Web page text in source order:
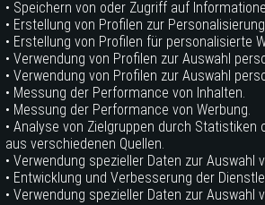
in the Country
Nachbarn
Stress mit den Nachbarn |
und Charity-Event muss
• Speichern von oder Zugriff auf
• Erstellung von Profilen zur
• Erstellung von Profilen für personalisierte
• Verwendung von Profilen zur Auswahl
• Verwendung von Profilen zur Auswahl
• Messung der Performance von Inhalten.
• Messung der Performance von Werbung.
• Analyse von Zielgruppen durch Statistiken
aus verschiedenen Quellen.
• Verwendung spezieller Daten zur Auswahl
• Entwicklung und Verbesserung der
• Verwendung spezieller Daten zur Auswahl